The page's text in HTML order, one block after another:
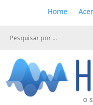
Home
o